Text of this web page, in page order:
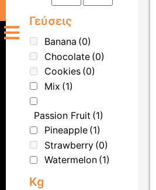
ΔΩΡΕΑΝ ΜΕΤΑΦΟΡΙΚΑ ΓΙΑ
Γεύσεις
Banana (0)
Chocolate (0)
Cookies (0)
Mix (1)
Passion Fruit (1)
Pineapple (1)
Strawberry (0)
Watermelon (1)
Kg